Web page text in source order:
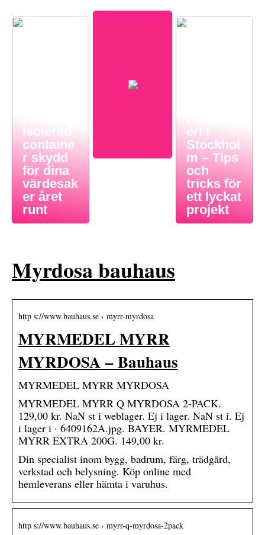
isolerad
containe
r skydd
för dina
värdesak
er året
runt
eri i
Stockhol
m – Tips
och
tricks för
ett lyckat
projekt
Myrdosa bauhaus
http s://www.bauhaus.se › myrr-myrdosa
MYRMEDEL MYRR
MYRDOSA – Bauhaus
MYRMEDEL MYRR MYRDOSA
MYRMEDEL MYRR Q MYRDOSA 2-PACK.
129,00 kr. NaN st i weblager. Ej i lager. NaN st i. Ej
i lager i · 6409162A.jpg. BAYER. MYRMEDEL
MYRR EXTRA 200G. 149,00 kr.
Din specialist inom bygg, badrum, färg, trädgård,
verkstad och belysning. Köp online med
hemleverans eller hämta i varuhus.
http s://www.bauhaus.se › myrr-q-myrdosa-2pack